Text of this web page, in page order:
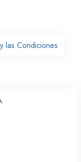
las Condiciones